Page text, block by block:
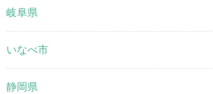
岐阜県
いなべ市
静岡県